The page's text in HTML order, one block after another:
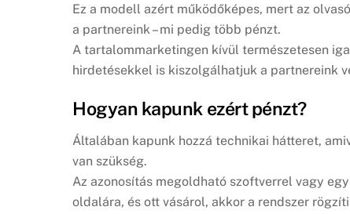
Ez a modell azért működőképes, mert az
a partnereink – mi pedig több pénzt.
A tartalommarketingen kívül természetesen
hirdetésekkel is kiszolgálhatjuk a partnereink
Hogyan kapunk ezért pénzt?
Általában kapunk hozzá technikai hátteret,
van szükség.
Az azonosítás megoldható szoftverrel vagy
oldalára, és ott vásárol, akkor a rendszer